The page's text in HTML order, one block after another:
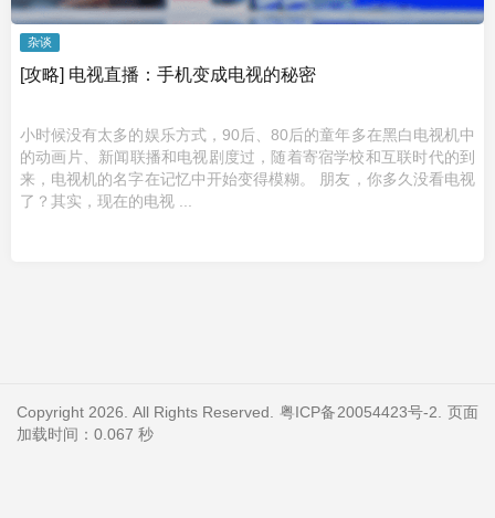
杂谈
[攻略] 电视直播：手机变成电视的秘密
小时候没有太多的娱乐方式，90后、80后的童年多在黑白电视机中
的动画片、新闻联播和电视剧度过，随着寄宿学校和互联时代的到
来，电视机的名字在记忆中开始变得模糊。 朋友，你多久没看电视
了？其实，现在的电视 ...
Copyright 2026. All Rights Reserved. 粤ICP备20054423号-2 . 页面
加载时间：0.067 秒